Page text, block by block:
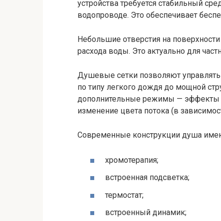
устройства требуется стабильный
водопроводе. Это обеспечивает
Небольшие отверстия на
расхода воды. Это актуально для
Душевые сетки позволяют
по типу легкого дождя до мощной
дополнительные режимы — эффекты
изменение цвета потока (в
Современные конструкции душа
хромотерапия;
встроенная подсветка;
термостат;
встроенный динамик;